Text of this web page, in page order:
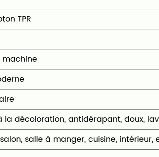
TPR
machine
la décoloration, antidérapant, doux,
salle à manger, cuisine, intérieur,